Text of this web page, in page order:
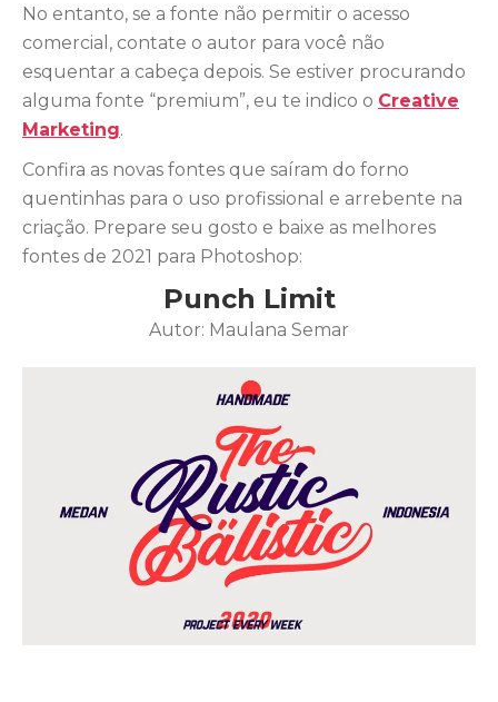
No entanto, se a fonte não permitir o acesso
comercial, contate o autor para você não
esquentar a cabeça depois. Se estiver procurando
alguma fonte “premium”, eu te indico o Creative
Marketing.
Confira as novas fontes que saíram do forno
quentinhas para o uso profissional e arrebente na
criação. Prepare seu gosto e baixe as melhores
fontes de 2021 para Photoshop:
Punch Limit
Autor: Maulana Semar